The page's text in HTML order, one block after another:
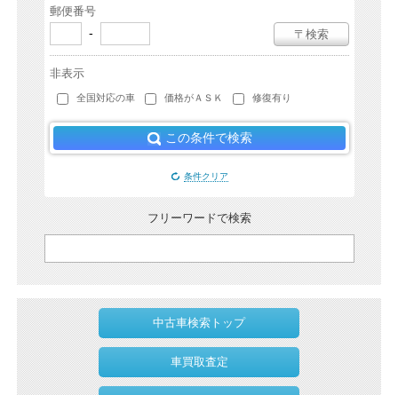
郵便番号
- 〒検索
非表示
全国対応の車 価格がＡＳＫ 修復有り
この条件で検索
条件クリア
フリーワードで検索
中古車検索トップ
車買取査定